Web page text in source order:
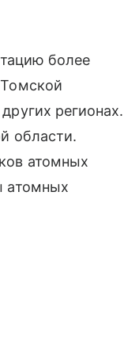
более
регионах.
области.
атомных
атомных